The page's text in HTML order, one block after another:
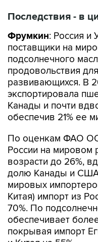
Последствия - в
Фрумкин: Россия и
поставщики на
подсолнечного
продовольствия
развивающихся. В
экспортировала
Канады и почти
обеспечив 21% ее
По оценкам ФАО
России на
возрасти до 26%,
долю Канады и
мировых
Китая) импорт из
70%. По
обеспечивает
покрывая импорт